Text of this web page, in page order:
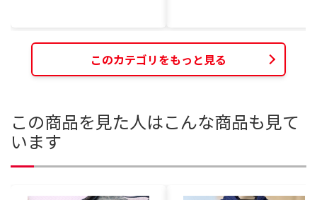
このカテゴリをもっと見る
この商品を見た人はこんな商品も見て
います